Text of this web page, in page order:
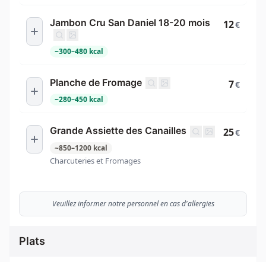
Jambon Cru San Daniel 18-20 mois
~300–480 kcal
12€
Planche de Fromage
~280–450 kcal
7€
Grande Assiette des Canailles
~850–1200 kcal
Charcuteries et Fromages
25€
Veuillez informer notre personnel en cas d'allergies
Plats